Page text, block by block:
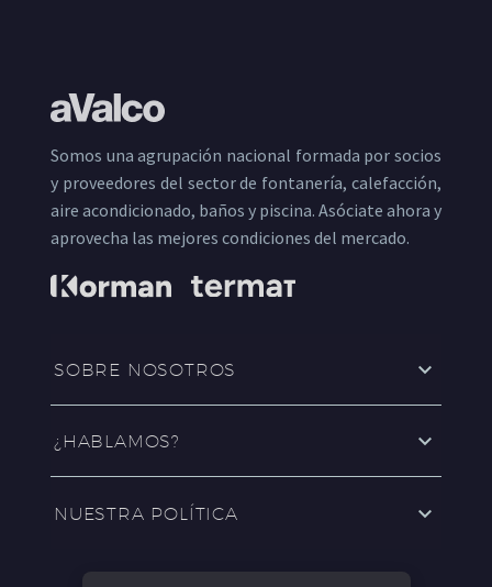
Somos una agrupación nacional formada por socios
y proveedores del sector de fontanería, calefacción,
aire acondicionado, baños y piscina. Asóciate ahora y
aprovecha las mejores condiciones del mercado.
SOBRE NOSOTROS
¿HABLAMOS?
NUESTRA POLÍTICA